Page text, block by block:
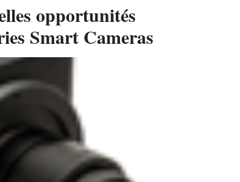
opportunités
Smart Cameras